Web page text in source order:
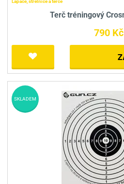
Lapače, střelnice a terče
Terč tréningový
790 Kč
SKLADEM